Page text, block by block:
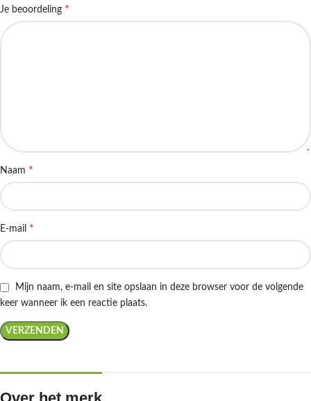
Je beoordeling *
Naam *
E-mail *
Mijn naam, e-mail en site opslaan in deze browser voor de volgende
keer wanneer ik een reactie plaats.